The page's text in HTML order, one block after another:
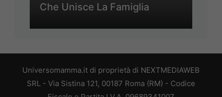
Che Unisce La Famiglia
Universomamma.it di proprietà di NEXTMEDIAWEB
SRL - Via Sistina 121, 00187 Roma (RM) - Codice